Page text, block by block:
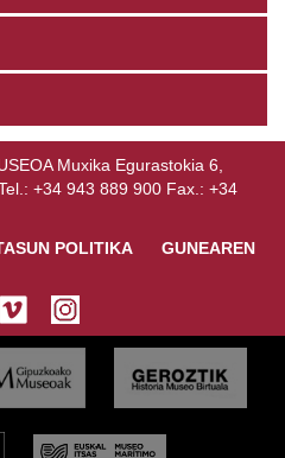
Muxika Egurastokia 6,
+34 943 889 900 Fax.: +34
POLITIKA
GUNEAREN